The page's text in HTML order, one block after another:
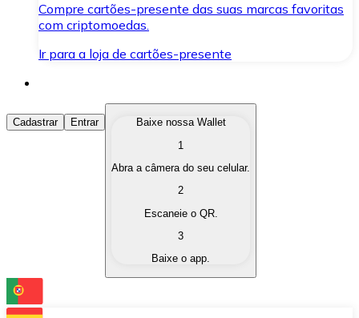
Compre cartões-presente das suas marcas favoritas
com criptomoedas.
Ir para a loja de cartões-presente
Comprar Criptomoedas
Compre as criptomoedas de seu interesse de forma
Converta suas criptomoedas em moeda fiduciária
Troque uma criptomoeda por outra
Cadastrar Entrar
Baixe nossa Wallet
1
Abra a câmera do seu celular.
2
Escaneie o QR.
3
Baixe o app.